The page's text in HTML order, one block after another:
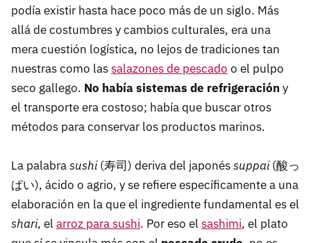
podía existir hasta hace poco más de un siglo. Más
allá de costumbres y cambios culturales, era una
mera cuestión logística, no lejos de tradiciones tan
nuestras como lassalazones de pescado o el pulpo
seco gallego. No había sistemas de refrigeración y
el transporte era costoso; había que buscar otros
métodos para conservar los productos marinos.
La palabrasushi(寿司) deriva del japonéssuppai(酸っ
ぱい), ácido o agrio, y se refiere específicamente a una
elaboración en la que el ingrediente fundamental es el
shari, el arroz para sushi. Por eso el sashimi, el plato